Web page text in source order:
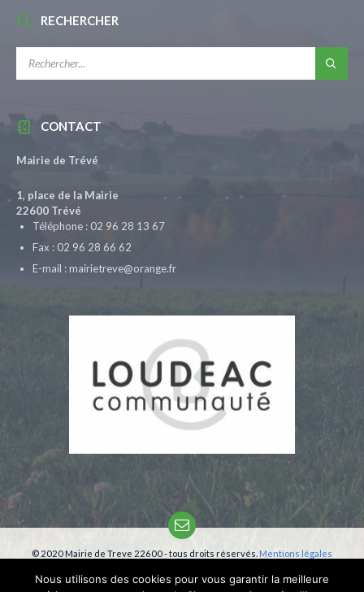
RECHERCHER
CONTACT
Mairie de Trévé
1, place de la Mairie
22600 Trévé
Téléphone : 02 96 28 13 67
Fax : 02 96 28 66 62
E-mail : mairietreve@orange.fr
Email
© 2020 Mairie de Treve 22600 - tous droits réservés. Mentions légales
Nous utilisons des cookies pour vous garantir la meilleure